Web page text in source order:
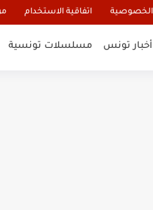
اتفاقية الاستخدام
أخبار تونس مسلسلات تونسية